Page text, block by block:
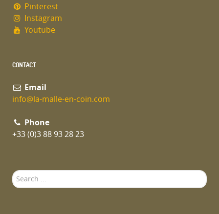
Pinterest
Instagram
Youtube
CONTACT
Email
info@la-malle-en-coin.com
Phone
+33 (0)3 88 93 28 23
Search
...